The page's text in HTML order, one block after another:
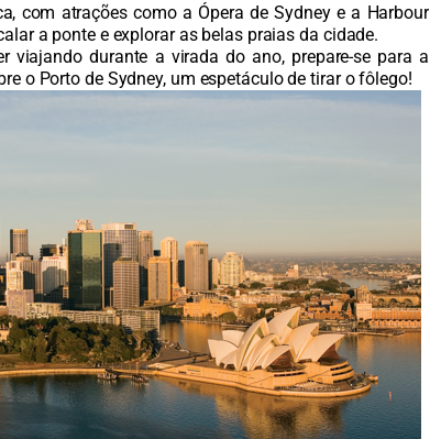
com atrações como a Ópera de Sydney e a Harbour
a ponte e explorar as belas praias da cidade.
viajando durante a virada do ano, prepare-se para a
o Porto de Sydney, um espetáculo de tirar o fôlego!